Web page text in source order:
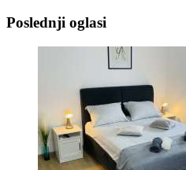
Poslednji oglasi